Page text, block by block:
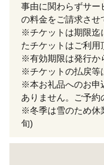
事由に関わらずサー
の料金をご請求させ
※チケットは期限迄
たチケットはご利用
※有効期限は発行か
※チケットの払戻等
※本お礼品へのお申
ありません。ご予約
※冬季は雪のため休
旬)